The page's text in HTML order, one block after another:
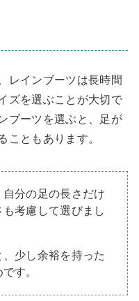
レインブーツは長時間
ズを選ぶことが大切で
ブーツを選ぶと、足が
こともあります。
分の足の長さだけ
考慮して選びまし
少し余裕を持った
す。